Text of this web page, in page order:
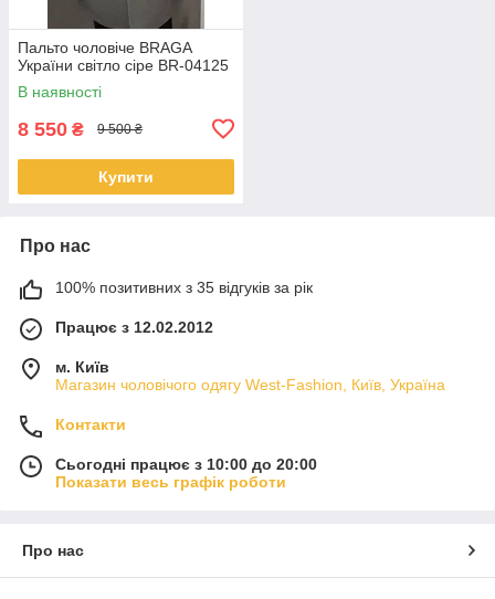
Пальто чоловіче BRAGA
України світло сіре BR-04125
В наявності
8 550 ₴ 9 500 ₴
Купити
Про нас
100% позитивних з 35 відгуків за рік
Працює з 12.02.2012
м. Київ
Магазин чоловічого одягу West-Fashion, Київ, Україна
Контакти
Сьогодні працює з 10:00 до 20:00
Показати весь графік роботи
Про нас